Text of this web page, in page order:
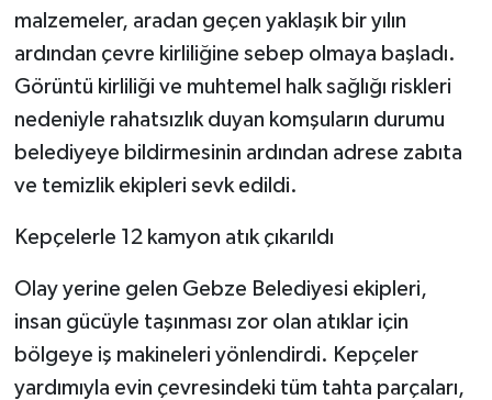
malzemeler, aradan geçen yaklaşık bir yılın
ardından çevre kirliliğine sebep olmaya başladı.
Görüntü kirliliği ve muhtemel halk sağlığı riskleri
nedeniyle rahatsızlık duyan komşuların durumu
belediyeye bildirmesinin ardından adrese zabıta
ve temizlik ekipleri sevk edildi.
Kepçelerle 12 kamyon atık çıkarıldı
Olay yerine gelen Gebze Belediyesi ekipleri,
insan gücüyle taşınması zor olan atıklar için
bölgeye iş makineleri yönlendirdi. Kepçeler
yardımıyla evin çevresindeki tüm tahta parçaları,